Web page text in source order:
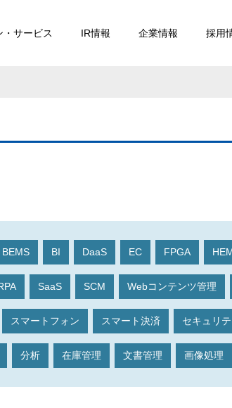
・サービス IR情報 企業情報 採用
BEMS BI DaaS EC FPGA
SaaS SCM Webコンテンツ管理
スマートフォン スマート決済 セキュリテ
分析 在庫管理 文書管理 画像処理